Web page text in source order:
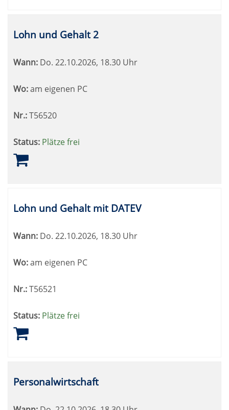
Lohn und Gehalt 2
Wann: Do. 22.10.2026, 18.30 Uhr
Wo:am eigenen PC
Nr.:T56520
Status: Plätze frei
Lohn und Gehalt mit DATEV
Wann: Do. 22.10.2026, 18.30 Uhr
Wo:am eigenen PC
Nr.:T56521
Status: Plätze frei
Personalwirtschaft